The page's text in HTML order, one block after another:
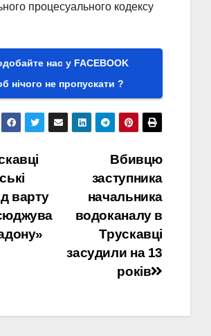
процесуального кодексу
нас у FACEBOOK
нічого не пропускати ?
Вбивцю
заступника
начальника
водоканалу в
Трускавці
засудили на 13
років
варту